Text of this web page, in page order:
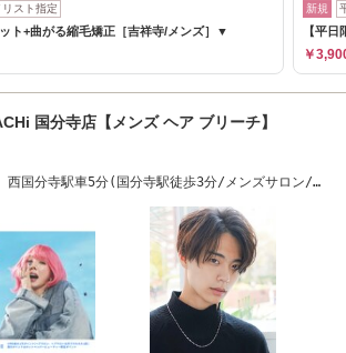
リスト指定
ト+曲がる縮毛矯正［吉祥寺/メンズ］▼
新規
【平
￥
国分寺店【メンズ ヘア ブリーチ】
西国分寺駅車5分(国分寺駅徒歩3分/メンズサロン/眉